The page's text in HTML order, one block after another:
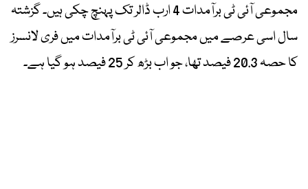
مجموعی آئی ٹی برآمدات 4 ارب ڈالر تک پہنچ چکی ہیں۔ گزشتہ
سال اسی عرصے میں مجموعی آئی ٹی برآمدات میں فری لانسرز
کا حصہ 20.3 فیصد تھا، جو اب بڑھ کر 25 فیصد ہو گیا ہے۔